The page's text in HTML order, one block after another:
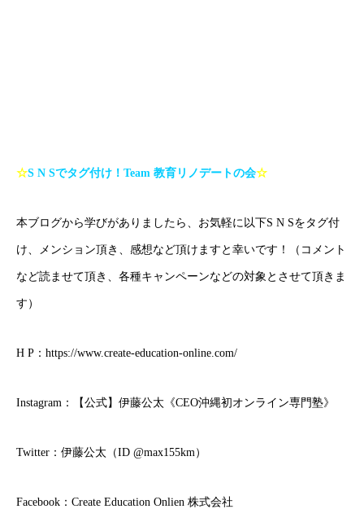
☆S N Sでタグ付け！ Team 教育リノデートの会☆
本ブログから学びがありましたら、お気軽に以下S N Sをタグ付
け、メンション頂き、感想など頂けますと幸いです！（コメント
など読ませて頂き、各種キャンペーンなどの対象とさせて頂きま
す）
H P： https://www.create-education-online.com/
Instagram： 【公式】伊藤公太《CEO沖縄初オンライン専門塾》
Twitter： 伊藤公太（ID @max155km）
Facebook： Create Education Onlien 株式会社